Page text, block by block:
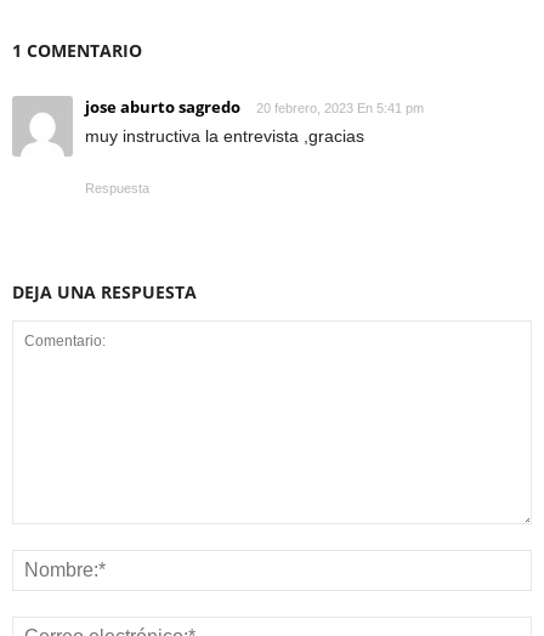
1 COMENTARIO
jose aburto sagredo 20 febrero, 2023 En 5:41 pm
muy instructiva la entrevista ,gracias
Respuesta
DEJA UNA RESPUESTA